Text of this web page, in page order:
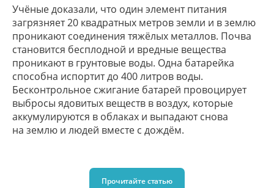
Учёные доказали, что один элемент питания
загрязняет 20 квадратных метров земли и в землю
проникают соединения тяжёлых металлов. Почва
становится бесплодной и вредные вещества
проникают в грунтовые воды. Одна батарейка
способна испортит до 400 литров воды.
Бесконтрольное сжигание батарей провоцирует
выбросы ядовитых веществ в воздух, которые
аккумулируются в облаках и выпадают снова
на землю и людей вместе с дождём.
Прочитайте статью